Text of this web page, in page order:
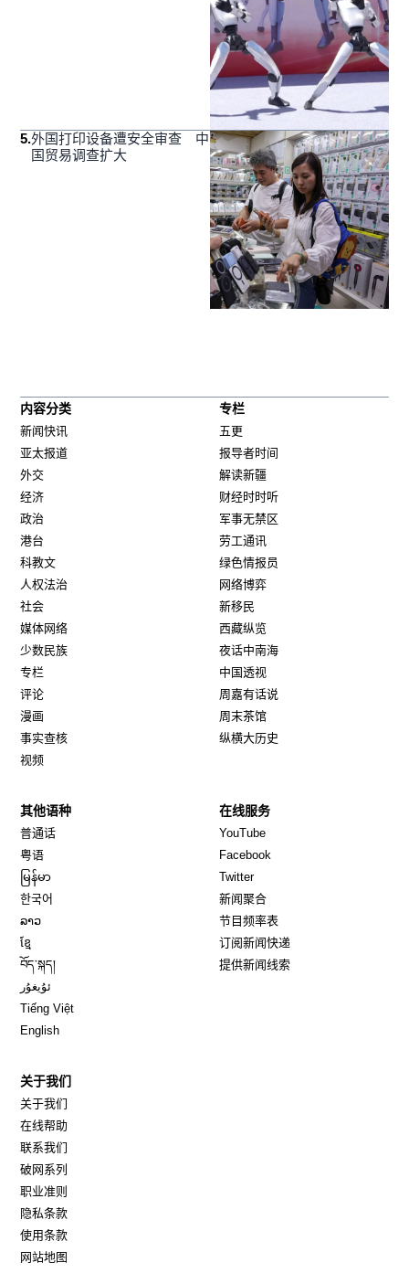
5.外国打印设备遭安全审查 中
国贸易调查扩大
内容分类
新闻快讯
亚太报道
外交
经济
政治
港台
科教文
人权法治
社会
媒体网络
少数民族
专栏
评论
漫画
事实查核
视频
专栏
五更
报导者时间
解读新疆
财经时时听
军事无禁区
劳工通讯
绿色情报员
网络博弈
新移民
西藏纵览
夜话中南海
中国透视
周嘉有话说
周末茶馆
纵横大历史
其他语种
普通话
粤语
မြန်မာ
한국어
ລາວ
ខ្មែ
བོད་སྐད།
ئۇيغۇر
Tiếng Việt
English
在线服务
YouTube
Facebook
TwitterOpens in new window
新闻聚合
节目频率表
订阅新闻快递
提供新闻线索
关于我们
关于我们
在线帮助
联系我们
破网系列
职业准则
隐私条款
使用条款
网站地图